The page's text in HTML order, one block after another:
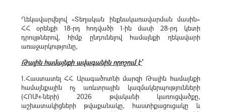
Ղեկավարվելով «Տեղական ինքնակառավարման մասին»
ՀՀ օրենքի 18-րդ հոդվածի 1-ին մասի 28-րդ կետի
դրույթներով, հիմք ընդունելով համայնքի ղեկավարի
առաջարկությունը,
Թալին համայնքի ավագանին որոշում է՝
1.Հաստատել ՀՀ Արագածոտնի մարզի Թալին համայնքի
համայնքային ոչ առևտրային կազմակերպությունների
(ՀՈԱԿ-ների) 2026 թվականի կառուցվածքը,
աշխատակիցների թվաքանակը, հաստիքացուցակը և